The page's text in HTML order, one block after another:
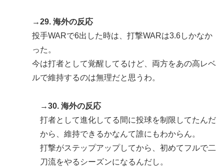
→29. 海外の反応
投手WARで6出した時は、打撃WARは3.6しかなか
った。
今は打者として覚醒してるけど、両方をあの高レベ
ルで維持するのは無理だと思うわ。
→30. 海外の反応
打者として進化してる間に投球を制限してたんだ
から、維持できるかなんて誰にもわからん。
打撃がステップアップしてから、初めてフルで二
刀流をやるシーズンになるんだし。